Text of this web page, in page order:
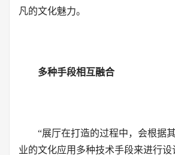
凡的文化魅力。
多种手段相互融合
“展厅在打造的过程中，会根据
业的文化应用多种技术手段来进行